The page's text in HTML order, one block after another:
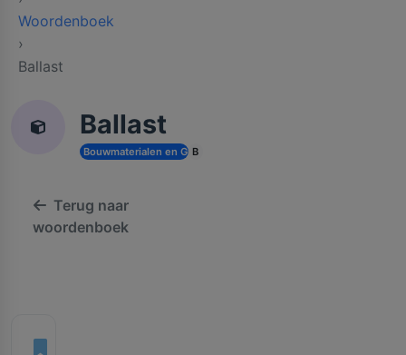
Woordenboek
Ballast
Ballast
Bouwmaterialen en Grondstoffen
B
Terug naar
woordenboek